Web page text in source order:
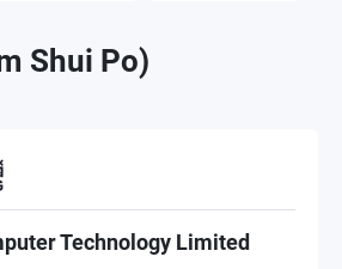
Shui Po)
Technology Limited